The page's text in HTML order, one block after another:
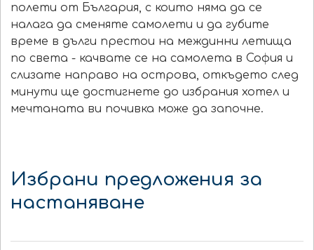
полети от България, с които няма да се
налага да сменяте самолети и да губите
време в дълги престои на междинни летища
по света - качвате се на самолета в София и
слизате направо на острова, откъдето след
минути ще достигнете до избрания хотел и
мечтаната ви почивка може да започне.
Избрани предложения за
настаняване